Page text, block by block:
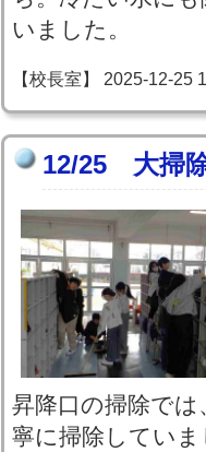
いました。
【校長室】 2025-12-25
12/25 大掃
昇降口の掃除で
寧に掃除してい